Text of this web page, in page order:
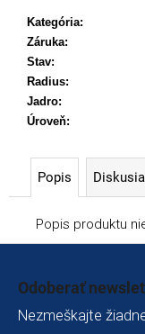
Kategória:
Záruka:
Stav:
Radius:
Jadro:
Úroveň:
Popis Diskusia
Popis produktu
WORLDCUP
369
Odoberať
Nezmeškajte